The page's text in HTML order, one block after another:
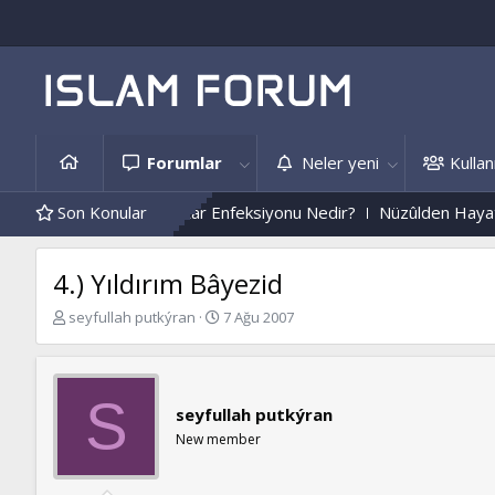
Forumlar Neler yeni
Son Konular
Mantar Enfeksiyonu Nedir? Nüzûlden Hayata...
4.) Yıldırım Bâyezid
K
b
a
seyfullah putkýran
B
n
g
7 Ağu 2007
S seyfullah putkýran
New member